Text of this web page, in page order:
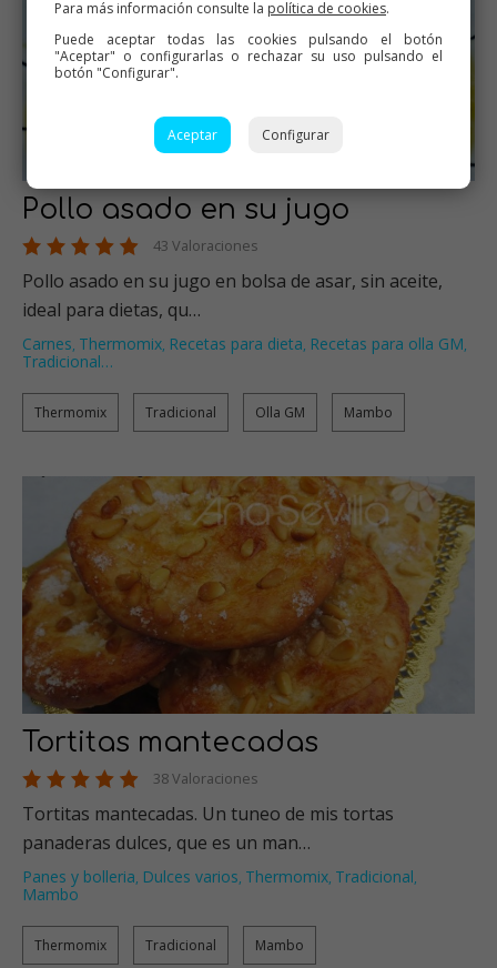
Pollo asado en su jugo
43 Valoraciones
Pollo asado en su jugo en bolsa de asar, sin aceite,
ideal para dietas, qu…
Carnes, Thermomix, Recetas para dieta, Recetas para olla GM,
Tradicional…
Thermomix Tradicional Olla GM Mambo
Tortitas mantecadas
38 Valoraciones
Tortitas mantecadas. Un tuneo de mis tortas
panaderas dulces, que es un man…
Panes y bolleria, Dulces varios, Thermomix, Tradicional,
Mambo
Thermomix Tradicional Mambo
Para más información consulte la política de cookies.
Puede aceptar todas las cookies pulsando el botón
"Aceptar" o configurarlas o rechazar su uso pulsando el
botón "Configurar".
Aceptar Configurar